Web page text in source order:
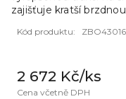
Kód produktu: ZBO43016
2 672 Kč/ks
Cena včetně DPH
zajišťuje kratší